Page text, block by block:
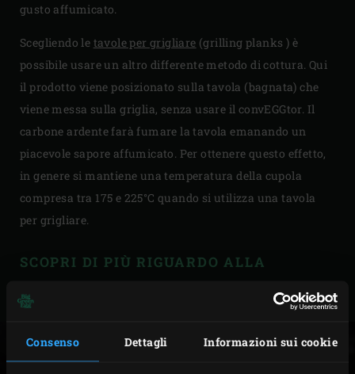
Consenso Dettagli Informazioni sui cookie
gusto affumicato.
Scegliendo le tavole per grigliare (grilling planks ) è
possibile usare un altro differente metodo di cottura. Qui
il prodotto viene posizionato sulla tavola (bagnata) che
viene messa sulla griglia, senza usare il convEGGtor. Il
carbone ardente farà fumare la tavola emanando un
piacevole sapore affumicato. Per ottenere questo effetto,
in genere si mantiene una temperatura della cupola
compresa tra 175 e 225°C quando si utilizza una tavola
per grigliare.
SCOPRI DI PIÙ RIGUARDO ALLA
TECNICA DI AFFUMICATURA